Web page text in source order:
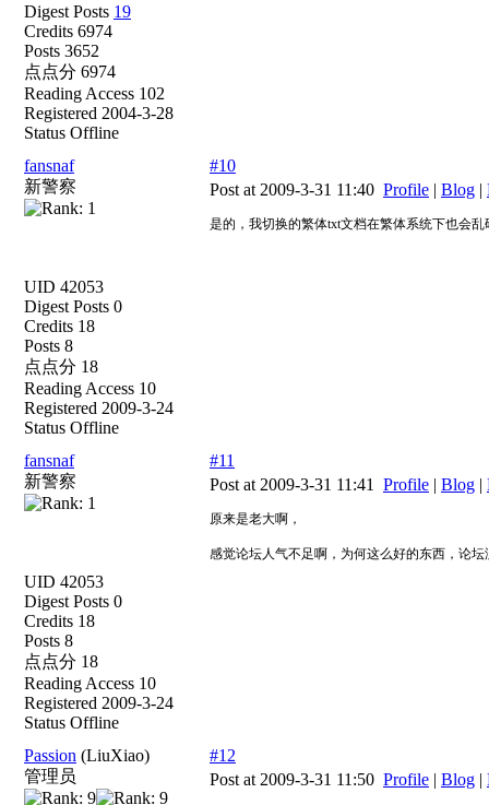
Digest Posts 19
Credits 6974
Posts 3652
点点分 6974
Reading Access 102
Registered 2004-3-28
Status Offline
fansnaf
新警察
UID 42053
Digest Posts 0
Credits 18
Posts 8
点点分 18
Reading Access 10
Registered 2009-3-24
Status Offline
#10
Post at 2009-3-31 11:40 Profile | Blog |
是的，我切换的繁体txt文档在繁体系统下也会乱
fansnaf
新警察
UID 42053
Digest Posts 0
Credits 18
Posts 8
点点分 18
Reading Access 10
Registered 2009-3-24
Status Offline
#11
Post at 2009-3-31 11:41 Profile | Blog |
原来是老大啊，
感觉论坛人气不足啊，为何这么好的东西，论
Passion (LiuXiao)
管理员
#12
Post at 2009-3-31 11:50 Profile | Blog |